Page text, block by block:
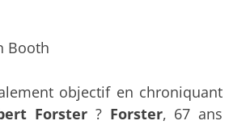
Booth
objectif en chroniquant
Forster ? Forster, 67 ans